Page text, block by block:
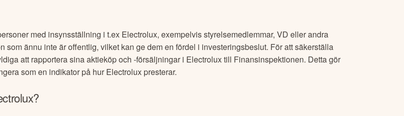
med insynsställning i t.ex Electrolux, exempelvis styrelsemedlemmar, VD eller andra
som ännu inte är offentlig, vilket kan ge dem en fördel i investeringsbeslut. För att säkerställa
att rapportera sina aktieköp och -försäljningar i Electroluxtill Finansinspektionen. Detta gör
som en indikator på hur Electrolux presterar.
?